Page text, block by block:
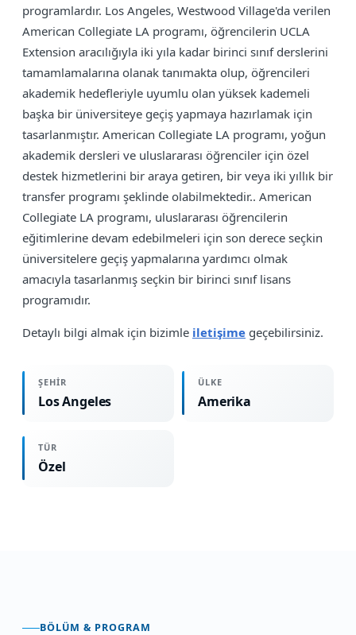
programlardır. Los Angeles, Westwood Village'da verilen
American Collegiate LA programı, öğrencilerin UCLA
Extension aracılığıyla iki yıla kadar birinci sınıf derslerini
tamamlamalarına olanak tanımakta olup, öğrencileri
akademik hedefleriyle uyumlu olan yüksek kademeli
başka bir üniversiteye geçiş yapmaya hazırlamak için
tasarlanmıştır. American Collegiate LA programı, yoğun
akademik dersleri ve uluslararası öğrenciler için özel
destek hizmetlerini bir araya getiren, bir veya iki yıllık bir
transfer programı şeklinde olabilmektedir.. American
Collegiate LA programı, uluslararası öğrencilerin
eğitimlerine devam edebilmeleri için son derece seçkin
üniversitelere geçiş yapmalarına yardımcı olmak
amacıyla tasarlanmış seçkin bir birinci sınıf lisans
programıdır.
Detaylı bilgi almak için bizimle iletişime geçebilirsiniz.
ŞEHIR
Los Angeles
ÜLKE
Amerika
TÜR
Özel
BÖLÜM & PROGRAM